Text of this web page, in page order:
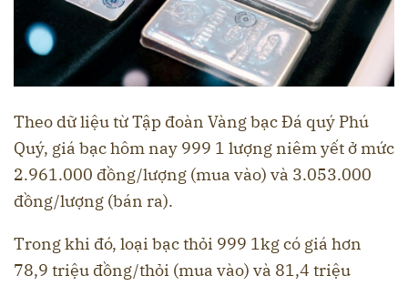
Theo dữ liệu từ Tập đoàn Vàng bạc Đá quý Phú
Quý, giá bạc hôm nay 999 1 lượng niêm yết ở mức
2.961.000 đồng/lượng (mua vào) và 3.053.000
đồng/lượng (bán ra).
Trong khi đó, loại bạc thỏi 999 1kg có giá hơn
78,9 triệu đồng/thỏi (mua vào) và 81,4 triệu